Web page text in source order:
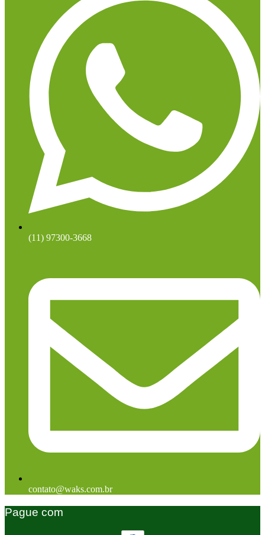
(11) 97300-3668
contato@waks.com.br
Pague com